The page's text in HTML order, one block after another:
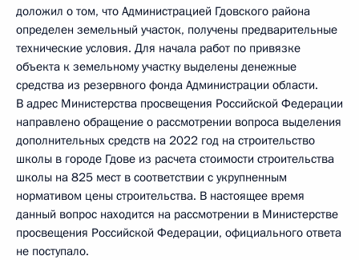
доложил о том, что Администрацией Гдовского района
определен земельный участок, получены предварительные
технические условия. Для начала работ по привязке
объекта к земельному участку выделены денежные
средства из резервного фонда Администрации области.
В адрес Министерства просвещения Российской Федерации
направлено обращение о рассмотрении вопроса выделения
дополнительных средств на 2022 год на строительство
школы в городе Гдове из расчета стоимости строительства
школы на 825 мест в соответствии с укрупненным
нормативом цены строительства. В настоящее время
данный вопрос находится на рассмотрении в Министерстве
просвещения Российской Федерации, официального ответа
не поступало.